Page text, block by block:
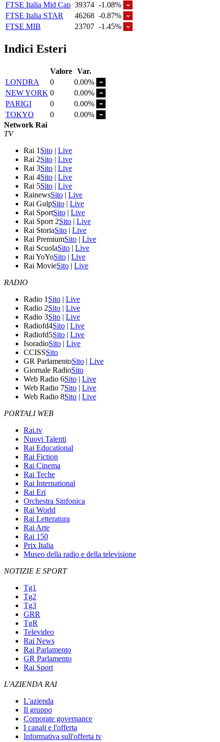
FTSE Italia Mid Cap 39374 -1.08%
FTSE Italia STAR
46268 -0.87%
FTSE MIB
23707 -1.45%
Indici Esteri
Valore Var.
LONDRA
0
0.00%
NEW YORK 0
0.00%
PARIGI
0
0.00%
TOKYO
0
0.00%
Network Rai
TV
Rai 1 Sito | Live
Rai 2Sito | Live
Rai 3Sito | Live
Rai 4Sito | Live
Rai 5Sito | Live
RainewsSito | Live
Rai GulpSito | Live
Rai SportSito | Live
Rai Sport 2Sito | Live
Rai StoriaSito | Live
Rai PremiumSito | Live
Rai ScuolaSito | Live
Rai YoYoSito | Live
Rai MovieSito | Live
RADIO
Radio 1 Sito | Live
Radio 2Sito | Live
Radio 3Sito | Live
Radiofd4Sito | Live
Radiofd5Sito | Live
IsoradioSito | Live
CCISSSito
GR ParlamentoSito | Live
Giornale RadioSito
Web Radio 6Sito | Live
Web Radio 7Sito | Live
Web Radio 8Sito | Live
PORTALI WEB
Rai.tv
Nuovi Talenti
Rai Educational
Rai Fiction
Rai Cinema
Rai Teche
Rai International
Rai Eri
Orchestra Sinfonica
Rai World
Rai Letteratura
Rai Arte
Rai 150
Prix Italia
Museo della radio e della televisione
NOTIZIE E SPORT
Tg1
Tg2
Tg3
GRR
TgR
Televideo
Rai News
Rai Parlamento
GR Parlamento
Rai Sport
L'AZIENDA RAI
L'azienda
Il gruppo
Corporate governance
I canali e l'offerta
Informativa sull'offerta tv